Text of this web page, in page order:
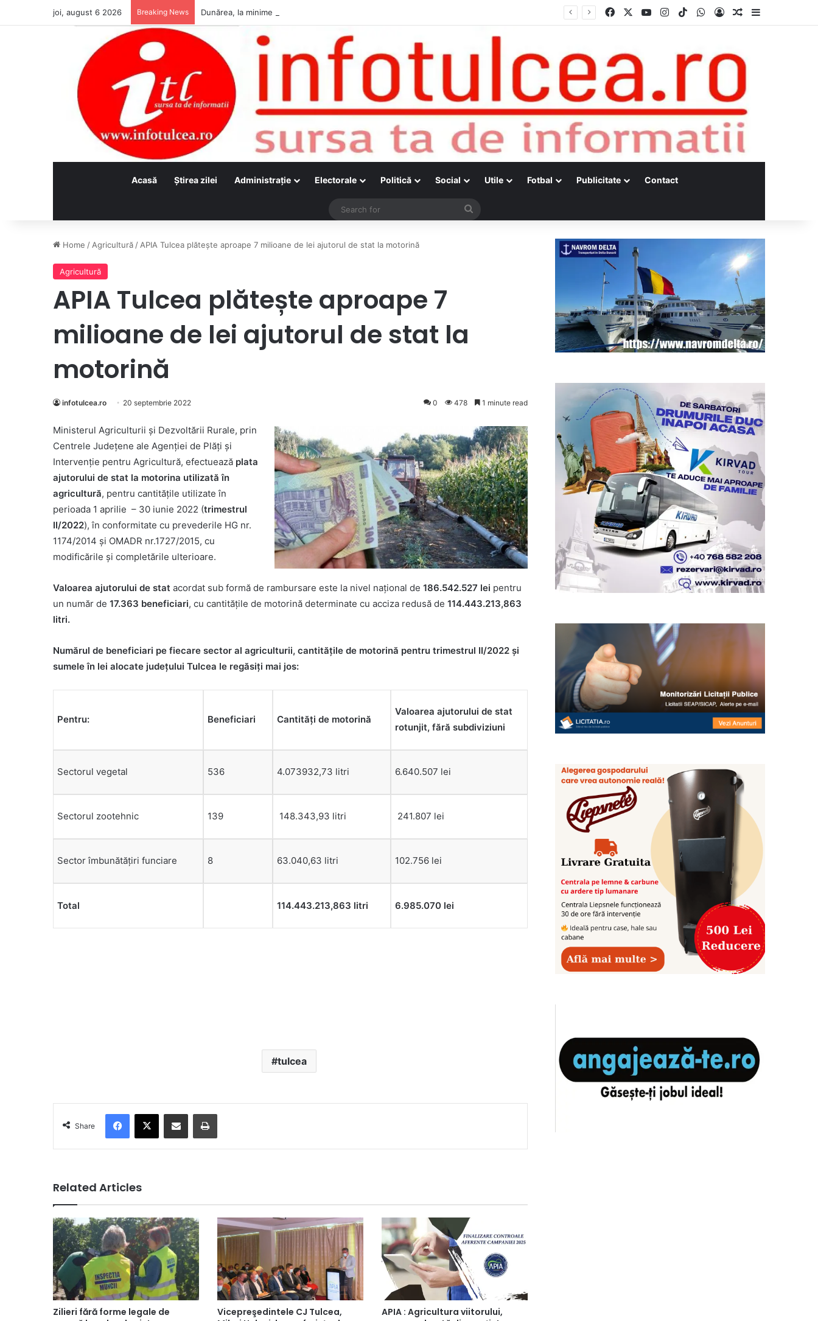
joi, august 6 2026 Breaking News Facebook YouTubeInstagram
TikTokWhatsApp
Log InRandom Article
Acasă Ştirea zilei Administraţie Electorale Politică Social Utile Fotbal Publicitate Contact
Search
Home /Agricultură/APIA Tulcea plătește aproape 7 milioane de lei ajutorul de stat la motorină
Agricultură
APIA Tulcea plătește aproape 7
milioane de lei ajutorul de stat la
motorină
infotulcea.ro 20 septembrie 2022 0 478 1 minute read
Ministerul Agriculturii și Dezvoltării Rurale, prin
Centrele Județene ale Agenției de Plăți și
Intervenție pentru Agricultură, efectuează plata
ajutorului de stat la motorina utilizată în
agricultură, pentru cantitățile utilizate în
perioada 1 aprilie – 30 iunie 2022 (trimestrul
II/2022), în conformitate cu prevederile HG nr.
1174/2014 și OMADR nr.1727/2015, cu
modificările şi completările ulterioare.
Valoarea ajutorului de stat acordat sub formă de rambursare este la nivel național de 186.542.527 lei pentru
un număr de 17.363 beneficiari, cu cantitățile de motorină determinate cu acciza redusă de 114.443.213,863
litri.
Numărul de beneficiari pe fiecare sector al agriculturii, cantitățile de motorină pentru trimestrul II/2022 și
sumele în lei alocate județului Tulcea le regăsiți mai jos:
Pentru: Beneficiari Cantități de motorină
Valoarea ajutorului de stat
rotunjit, fără subdiviziuni
Sectorul vegetal 536 4.073932,73 litri 6.640.507 lei
Sectorul zootehnic 139 148.343,93 litri 241.807 lei
Sector îmbunătățiri funciare 8 63.040,63 litri 102.756 lei
Total 114.443.213,863 litri 6.985.070 lei
tulcea
Share
Related Articles
Zilieri fără forme legale de
Vicepreşedintele CJ Tulcea,
APIA : Agricultura viitorului,